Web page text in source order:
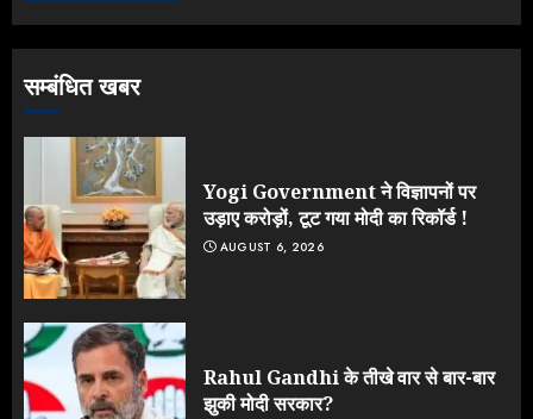
सम्बंधित खबर
Yogi Government ने विज्ञापनों पर
उड़ाए करोड़ों, टूट गया मोदी का रिकॉर्ड !
AUGUST 6, 2026
Rahul Gandhi के तीखे वार से बार-बार
झुकी मोदी सरकार?
4
5
JULY 19, 2026